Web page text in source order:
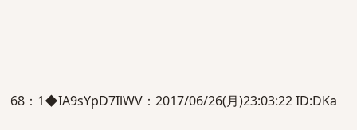
68：1◆IA9sYpD7IlWV：2017/06/26(月)23:03:22 ID:DKa